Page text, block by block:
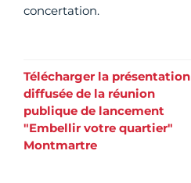
concertation.
Télécharger la présentation
diffusée de la réunion
publique de lancement
"Embellir votre quartier"
Montmartre